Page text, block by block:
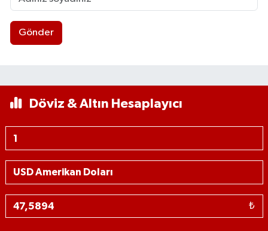
Gönder
Döviz & Altın Hesaplayıcı
₺